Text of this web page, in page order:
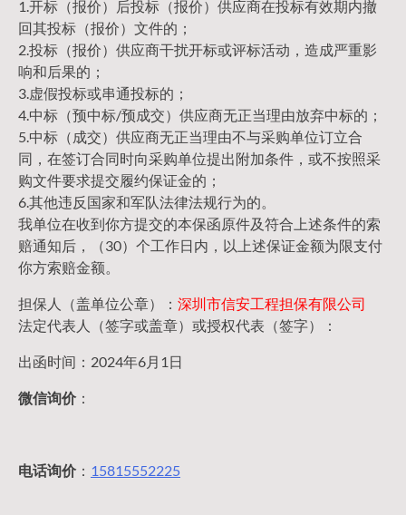
1.开标（报价）后投标（报价）供应商在投标有效期内撤
回其投标（报价）文件的；
2.投标（报价）供应商干扰开标或评标活动，造成严重影
响和后果的；
3.虚假投标或串通投标的；
4.中标（预中标/预成交）供应商无正当理由放弃中标的；
5.中标（成交）供应商无正当理由不与采购单位订立合
同，在签订合同时向采购单位提出附加条件，或不按照采
购文件要求提交履约保证金的；
6.其他违反国家和军队法律法规行为的。
我单位在收到你方提交的本保函原件及符合上述条件的索
赔通知后，（30）个工作日内，以上述保证金额为限支付
你方索赔金额。
担保人（盖单位公章）： 深圳市信安工程担保有限公司
法定代表人（签字或盖章）或授权代表（签字）：
出函时间：2024年6月1日
微信询价：
电话询价： 15815552225